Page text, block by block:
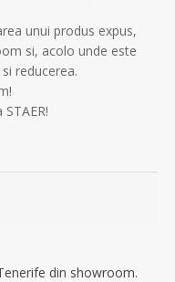
unui produs expus,
si, acolo unde este
reducerea.
din showroom.